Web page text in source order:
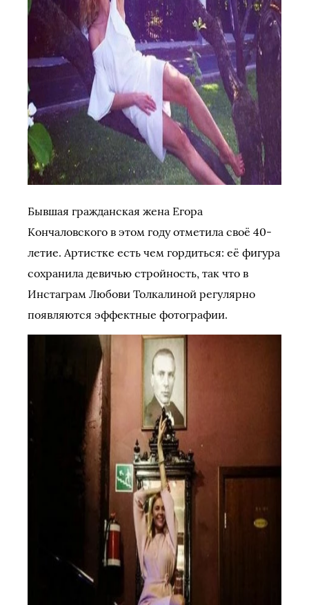
Бывшая гражданская жена Егора
Кончаловского в этом году отметила своё 40-
летие. Артистке есть чем гордиться: её фигура
сохранила девичью стройность, так что в
Инстаграм Любови Толкалиной регулярно
появляются эффектные фотографии.